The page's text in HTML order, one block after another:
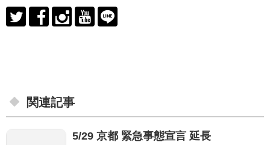
関連記事
5/29 京都 緊急事態宣言 延長